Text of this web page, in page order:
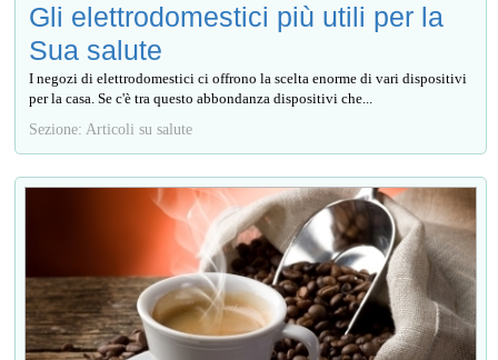
Gli elettrodomestici più utili per la
Sua salute
I negozi di elettrodomestici ci offrono la scelta enorme di vari dispositivi
per la casa. Se c'è tra questo abbondanza dispositivi che...
Sezione: Articoli su salute